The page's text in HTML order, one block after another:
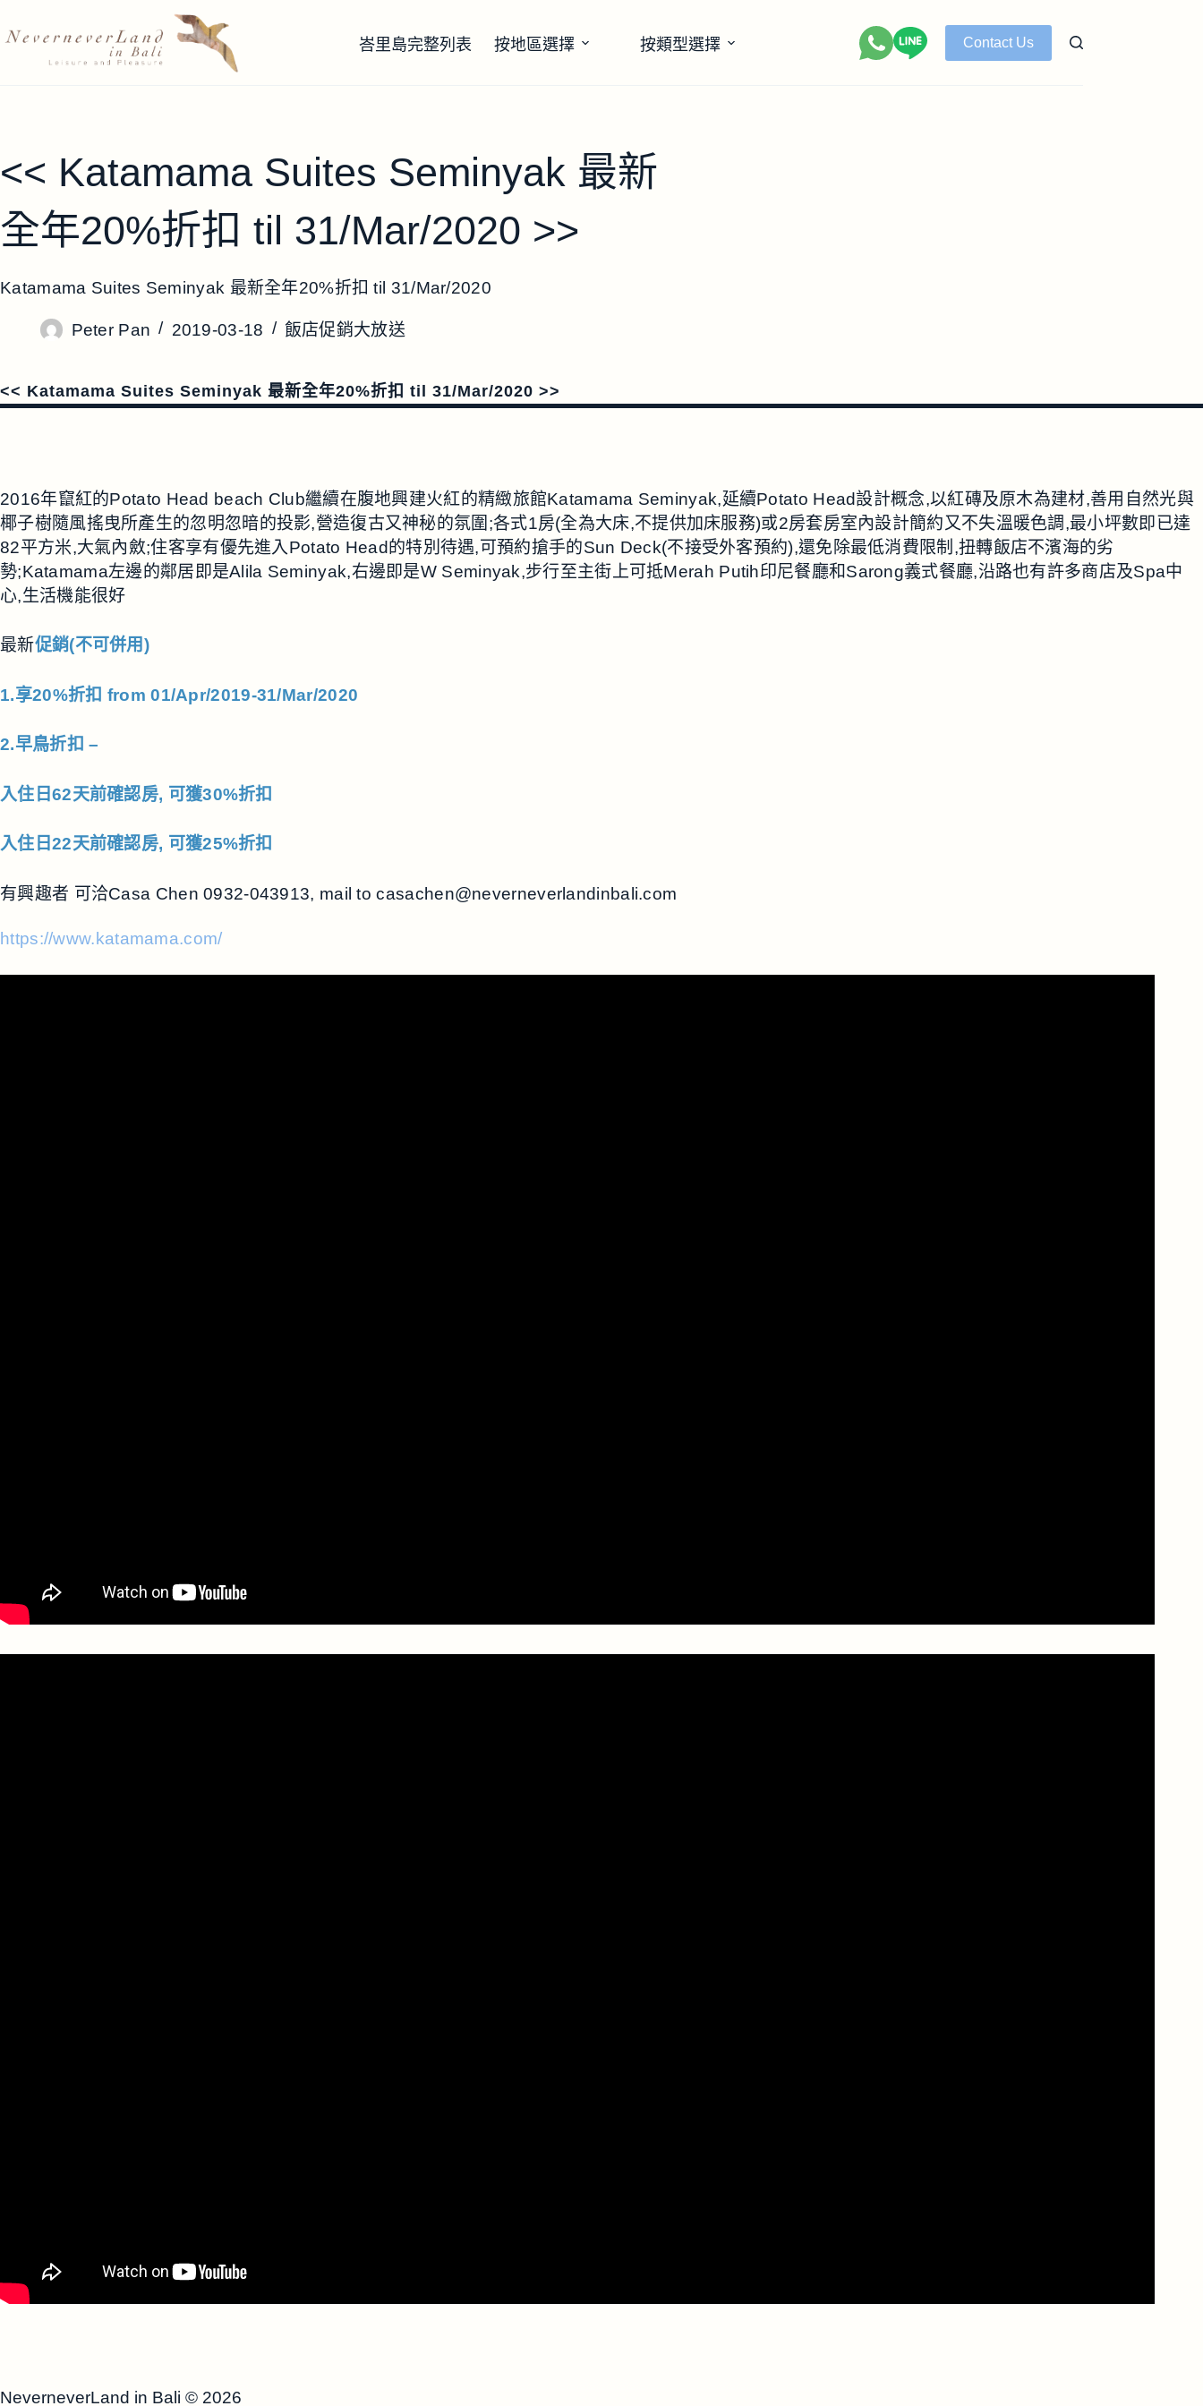
至
峇里島完整列表 按地區選擇 按類型選擇 Contact Us
<< Katamama Suites Seminyak 最新
全年20%折扣 til 31/Mar/2020 >>
Katamama Suites Seminyak 最新全年20%折扣 til 31/Mar/2020
Peter Pan 2019-03-18 飯店促銷大放送
<< Katamama Suites Seminyak 最新全年20%折扣 til 31/Mar/2020 >>
2016年竄紅的Potato Head beach Club繼續在腹地興建火紅的精緻旅館Katamama Seminyak,延續Potato Head設計概念,以紅磚及原木為建材,善用自然光與
椰子樹隨風搖曳所產生的忽明忽暗的投影,營造復古又神秘的氛圍;各式1房(全為大床,不提供加床服務)或2房套房室內設計簡約又不失溫暖色調,最小坪數即已達
82平方米,大氣內斂;住客享有優先進入Potato Head的特別待遇,可預約搶手的Sun Deck(不接受外客預約),還免除最低消費限制,扭轉飯店不濱海的劣
勢;Katamama左邊的鄰居即是Alila Seminyak,右邊即是W Seminyak,步行至主街上可抵Merah Putih印尼餐廳和Sarong義式餐廳,沿路也有許多商店及Spa中
心,生活機能很好
最新促銷(不可併用)
1.享20%折扣 from 01/Apr/2019-31/Mar/2020
2.早鳥折扣 –
入住日62天前確認房, 可獲30%折扣
入住日22天前確認房, 可獲25%折扣
有興趣者 可洽Casa Chen 0932-043913, mail tocasachen@neverneverlandinbali.com
https://www.katamama.com/
NeverneverLand in Bali © 2026